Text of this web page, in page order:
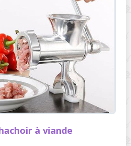
à viande